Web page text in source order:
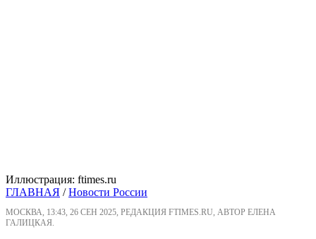
Иллюстрация: ftimes.ru
ГЛАВНАЯ /Новости России
МОСКВА, 13:43, 26 СЕН 2025, РЕДАКЦИЯ FTIMES.RU, АВТОР ЕЛЕНА
ГАЛИЦКАЯ.